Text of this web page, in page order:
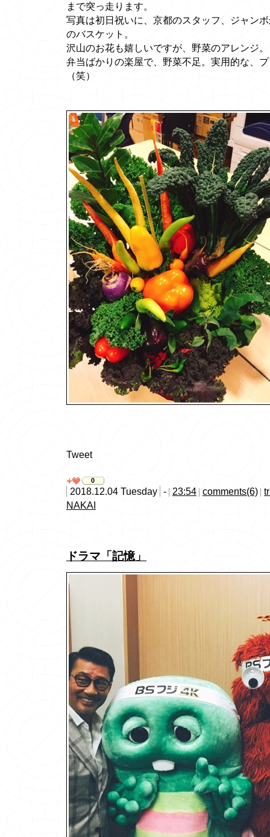
まで突っ走ります。
写真は初日祝いに、京都のスタッフ、ジャン
のバスケット。
沢山のお花も嬉しいですが、野菜のアレンジ。
弁当ばかりの楽屋で、野菜不足。実用的な、
（笑）
Tweet
0
2018.12.04 Tuesday - 23:54 comments(6)
NAKAI
ドラマ「記憶」